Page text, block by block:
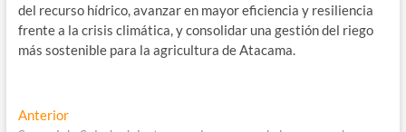
del recurso hídrico, avanzar en mayor eficiencia y resiliencia
frente a la crisis climática, y consolidar una gestión del riego
más sostenible para la agricultura de Atacama.
Navegación
AnteriorEntrada